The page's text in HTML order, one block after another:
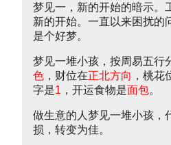
梦见一，新的开始的暗示。
新的开始。一直以来困扰的
是个好梦。
梦见一堆小孩，按周易五行
色 ，财位在正北方向 ，桃花
字是1 ，开运食物是面包。
做生意的人梦见一堆小孩，
损，转变为佳。